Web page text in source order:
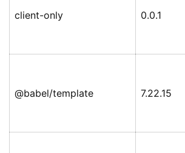
client-only 0.0.1
@babel/template 7.22.15